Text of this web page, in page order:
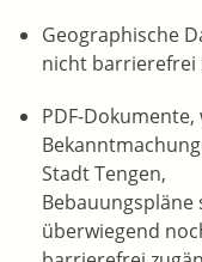
Geographische
nicht barrierefrei
PDF-
Stadt Tengen,
Bebauungspläne
überwiegend